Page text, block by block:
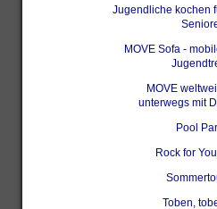
Jugendliche kochen
MOVE Sofa -
MOVE
unterwegs mit
Pool
Rock for
Toben,